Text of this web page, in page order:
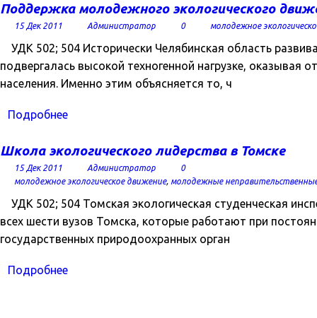
Поддержка молодежного экологического
15 Дек 2011 Администратор 0 молодежное
УДК 502; 504 Исторически Челябинская область
подвергалась высокой техногенной нагрузке,
населения. Именно этим объясняется то, ч
Подробнее
Школа экологического лидерства в Томске
15 Дек 2011 Администратор
0
молодежное экологическое движение, молодежные
УДК 502; 504 Томская экологическая студенческая
всех шести вузов Томска, которые работают при
государственных природоохранных орган
Подробнее